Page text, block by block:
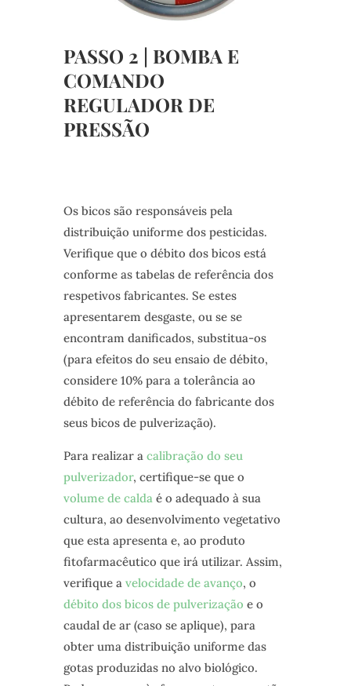
PASSO 2 | BOMBA E
COMANDO
REGULADOR DE
PRESSÃO
Os bicos são responsáveis pela
distribuição uniforme dos pesticidas.
Verifique que o débito dos bicos está
conforme as tabelas de referência dos
respetivos fabricantes. Se estes
apresentarem desgaste, ou se se
encontram danificados, substitua-os
(para efeitos do seu ensaio de débito,
considere 10% para a tolerância ao
débito de referência do fabricante dos
seus bicos de pulverização).
Para realizar a calibração do seu
pulverizador, certifique-se que o
volume de caldaé o adequado à sua
cultura, ao desenvolvimento vegetativo
que esta apresenta e, ao produto
fitofarmacêutico que irá utilizar. Assim,
verifique a velocidade de avanço, o
débito dos bicos de pulverização e o
caudal de ar (caso se aplique), para
obter uma distribuição uniforme das
gotas produzidas no alvo biológico.